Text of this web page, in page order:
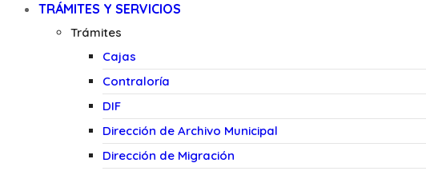
TRÁMITES Y SERVICIOS
Trámites
Cajas
Contraloría
DIF
Dirección de Archivo Municipal
Dirección de Migración